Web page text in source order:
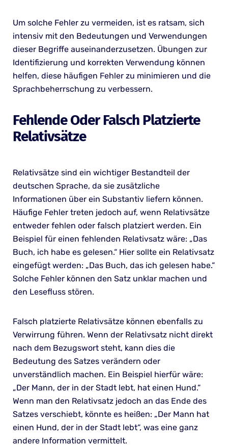
Um solche Fehler zu vermeiden, ist es ratsam, sich
intensiv mit den Bedeutungen und Verwendungen
dieser Begriffe auseinanderzusetzen. Übungen zur
Identifizierung und korrekten Verwendung können
helfen, diese häufigen Fehler zu minimieren und die
Sprachbeherrschung zu verbessern.
Fehlende Oder Falsch Platzierte
Relativsätze
Relativsätze sind ein wichtiger Bestandteil der
deutschen Sprache, da sie zusätzliche
Informationen über ein Substantiv liefern können.
Häufige Fehler treten jedoch auf, wenn Relativsätze
entweder fehlen oder falsch platziert werden. Ein
Beispiel für einen fehlenden Relativsatz wäre: „Das
Buch, ich habe es gelesen.“ Hier sollte ein Relativsatz
eingefügt werden: „Das Buch, das ich gelesen habe.“
Solche Fehler können den Satz unklar machen und
den Lesefluss stören.
Falsch platzierte Relativsätze können ebenfalls zu
Verwirrung führen. Wenn der Relativsatz nicht direkt
nach dem Bezugswort steht, kann dies die
Bedeutung des Satzes verändern oder
unverständlich machen. Ein Beispiel hierfür wäre:
„Der Mann, der in der Stadt lebt, hat einen Hund.“
Wenn man den Relativsatz jedoch an das Ende des
Satzes verschiebt, könnte es heißen: „Der Mann hat
einen Hund, der in der Stadt lebt“, was eine ganz
andere Information vermittelt.